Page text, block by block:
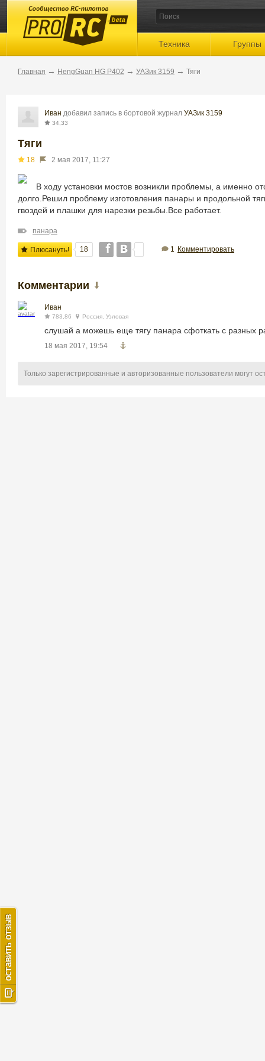
beta
Техника Группы
Главная → HengGuan HG P402 → УАЗик 3159 → Тяги
Иван добавил запись в бортовой журнал УАЗик 3159
34,33
Тяги
18 2 мая 2017, 11:27
В ходу установки мостов возникли проблемы, а именно
долго.Решил проблему изготовления панары и продольной
гвоздей и плашки для нарезки резьбы.Все работает.
панара
Плюсануть! 18 1 Комментировать
Комментарии
Иван
783,86 Россия, Узловая
слушай а можешь еще тягу панара сфоткать с разных
18 мая 2017, 19:54
Только зарегистрированные и авторизованные пользователи могут